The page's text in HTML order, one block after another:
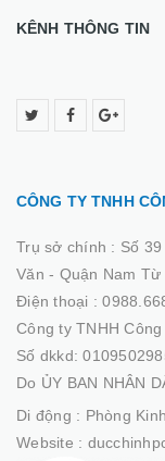
KÊNH THÔNG TIN
CÔNG TY TNHH
Trụ sở chính : Số
Văn - Quận Nam
Điện thoại :
Công ty TNHH
Số dkkd:
Do ỦY BAN NHÂN
Di động : Phòng
Website :